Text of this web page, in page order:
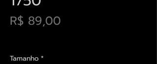
R$ 89,00
Tamanho*